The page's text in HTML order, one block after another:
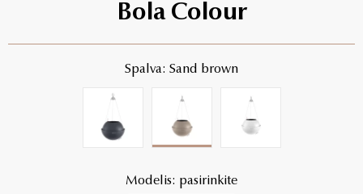
Bola Colour
Spalva: Sand brown
Modelis: pasirinkite